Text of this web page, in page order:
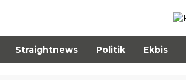
Straightnews Politik Ekbis